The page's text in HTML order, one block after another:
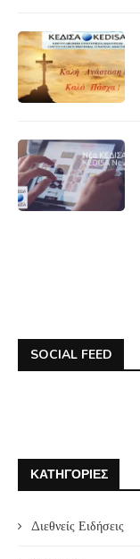
SOCIAL FEED
ΚΑΤΗΓΟΡΊΕΣ
Διεθνείς Ειδήσεις